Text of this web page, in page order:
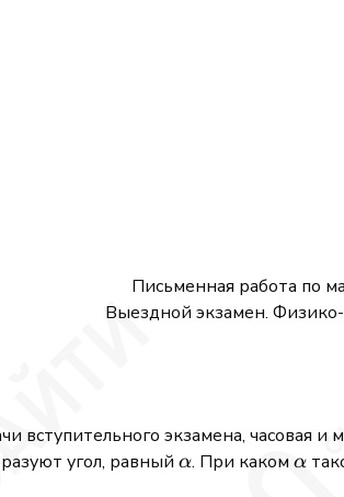
Письменная работа по
Выездной экзамен.
вступительного экзамена, часовая
угол, равный \alpha
α. При какомα